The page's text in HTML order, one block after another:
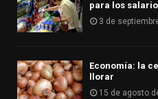
para los
3 de
Economía: la
llorar
15 de agosto